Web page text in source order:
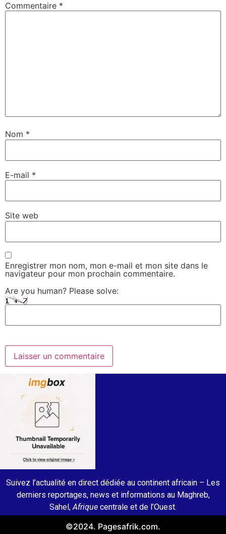
Commentaire *
Nom *
E-mail *
Site web
Enregistrer mon nom, mon e-mail et mon site dans le
navigateur pour mon prochain commentaire.
Are you human? Please solve:
Suivez l’actualité en direct dédiée au continent africain – Les
derniers reportages, news et informations au Maghreb,
Sahel,Afrique centrale et de l’Ouest.
©2024. Pagesafrik.com.